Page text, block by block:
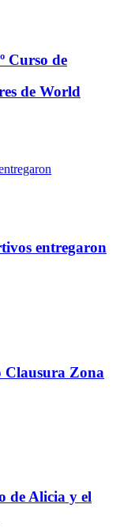
Curso de
de World
entregaron
Clausura Zona
de Alicia y el